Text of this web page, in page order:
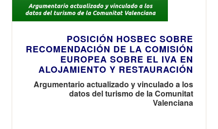
POSICIÓN HOSBEC SOBRE
RECOMENDACIÓN DE LA COMISIÓN
EUROPEA SOBRE EL IVA EN
ALOJAMIENTO Y RESTAURACIÓN
Argumentario actualizado y vinculado a los
datos del turismo de la Comunitat
Valenciana